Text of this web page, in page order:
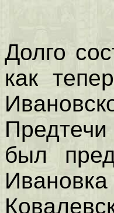
Долго
как
был